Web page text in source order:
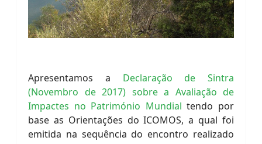
Apresentamos a Declaração de Sintra
(Novembro de 2017) sobre a Avaliação de
Impactes no Património Mundial tendo por
base as Orientações do ICOMOS, a qual foi
emitida na sequência do encontro realizado